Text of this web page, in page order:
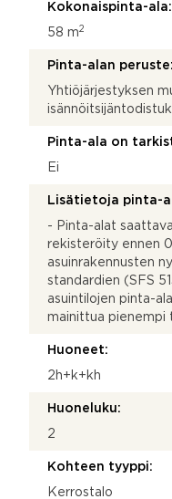
Kokonaispinta-ala:
58 m2
Pinta-alan peruste:
Yhtiöjärjestyksen
Pinta-ala on
Ei
Lisätietoja pinta-
- Pinta-alat
rekisteröity ennen
asuinrakennusten
standardien (SFS
asuintilojen pinta-
mainittua pienempi
Huoneet:
2h+k+kh
Huoneluku:
2
Kohteen tyyppi:
Kerrostalo